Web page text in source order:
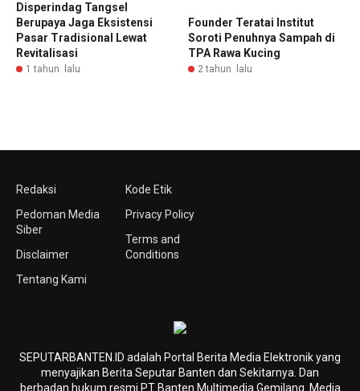
Disperindag Tangsel
Berupaya Jaga Eksistensi
Pasar Tradisional Lewat
Revitalisasi
1 tahun lalu
Founder Teratai Institut
Soroti Penuhnya Sampah di
TPA Rawa Kucing
2 tahun lalu
Redaksi
Pedoman Media
Siber
Disclaimer
Tentang Kami
Kode Etik
Privacy Policy
Terms and
Conditions
SEPUTARBANTEN.ID adalah Portal Berita Media Elektronik yang
menyajikan Berita Seputar Banten dan Sekitarnya. Dan
berbadan hukum resmi PT Banten Multimedia Gemilang. Media